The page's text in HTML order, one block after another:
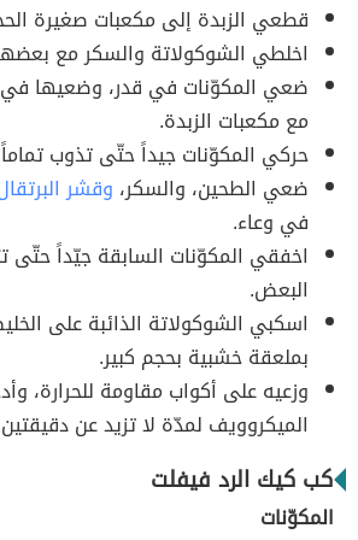
قطعي الزبدة إلى مكعبات صغيرة
اخلطي الشوكولاتة والسكر مع
ضعي المكوّنات في قدر، وضعيها
مع مكعبات الزبدة.
حركي المكوّنات جيداً حتّى تذوب
ضعي الطحين، والسكر، وقشر
في وعاء.
اخفقي المكوّنات السابقة جيّداً حتّى
البعض.
اسكبي الشوكولاتة الذائبة على
بملعقة خشبية بحجم كبير.
وزعيه على أكواب مقاومة للحرارة،
الميكروويف لمدّة لا تزيد عن
كب كيك الرد فيفلت
المكوّنات